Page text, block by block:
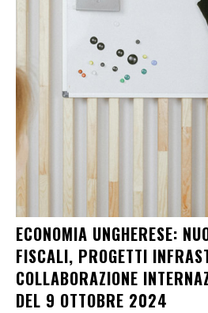
ECONOMIA UNGHERESE:
FISCALI, PROGETTI
COLLABORAZIONE
DEL 9 OTTOBRE 2024